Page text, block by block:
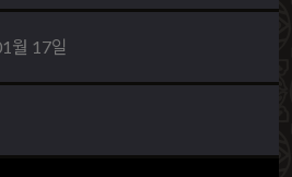
월 17일